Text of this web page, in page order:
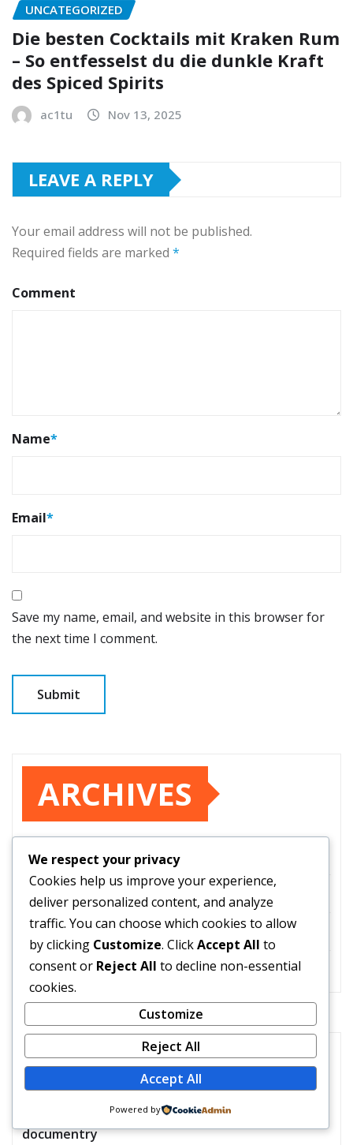
UNCATEGORIZED
Die besten Cocktails mit Kraken Rum
– So entfesselst du die dunkle Kraft
des Spiced Spirits
ac1tu Nov 13, 2025
LEAVE A REPLY
Your email address will not be published.
Required fields are marked *
Comment
Name*
Email*
Save my name, email, and website in this browser for
the next time I comment.
ARCHIVES
March 2026
February 2026
December 2025
November 2025
CATEGORIES
documentry
We respect your privacy
Cookies help us improve your experience,
deliver personalized content, and analyze
traffic. You can choose which cookies to allow
by clicking Customize. ClickAccept All to
consent or Reject All to decline non-essential
cookies.
Customize
Reject All
Accept All
Powered by